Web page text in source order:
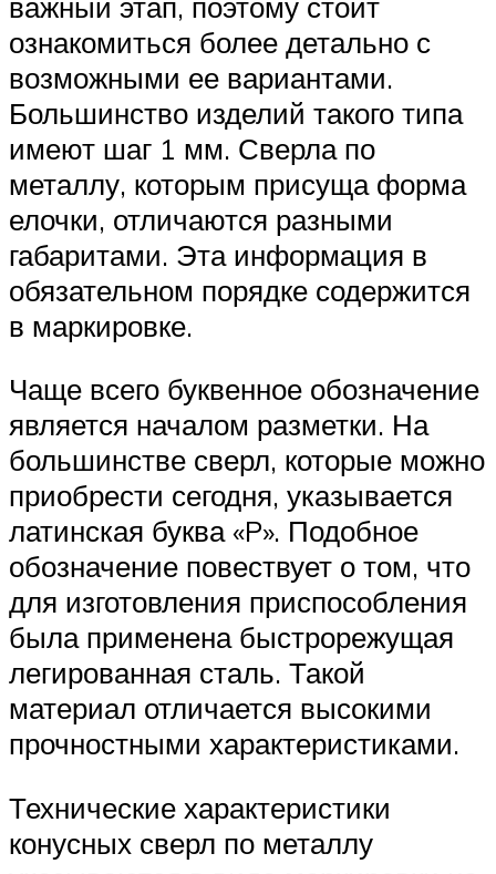
ознакомиться более детально с
возможными ее вариантами.
Большинство изделий такого типа
имеют шаг 1 мм. Сверла по
металлу, которым присуща форма
елочки, отличаются разными
габаритами. Эта информация в
обязательном порядке содержится
в маркировке.
Чаще всего буквенное обозначение
является началом разметки. На
большинстве сверл, которые можно
приобрести сегодня, указывается
латинская буква «P». Подобное
обозначение повествует о том, что
для изготовления приспособления
была применена быстрорежущая
легированная сталь. Такой
материал отличается высокими
прочностными характеристиками.
Технические характеристики
конусных сверл по металлу